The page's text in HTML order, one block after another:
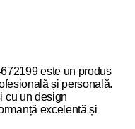
este un produs
și personală.
cu un design
excelentă și